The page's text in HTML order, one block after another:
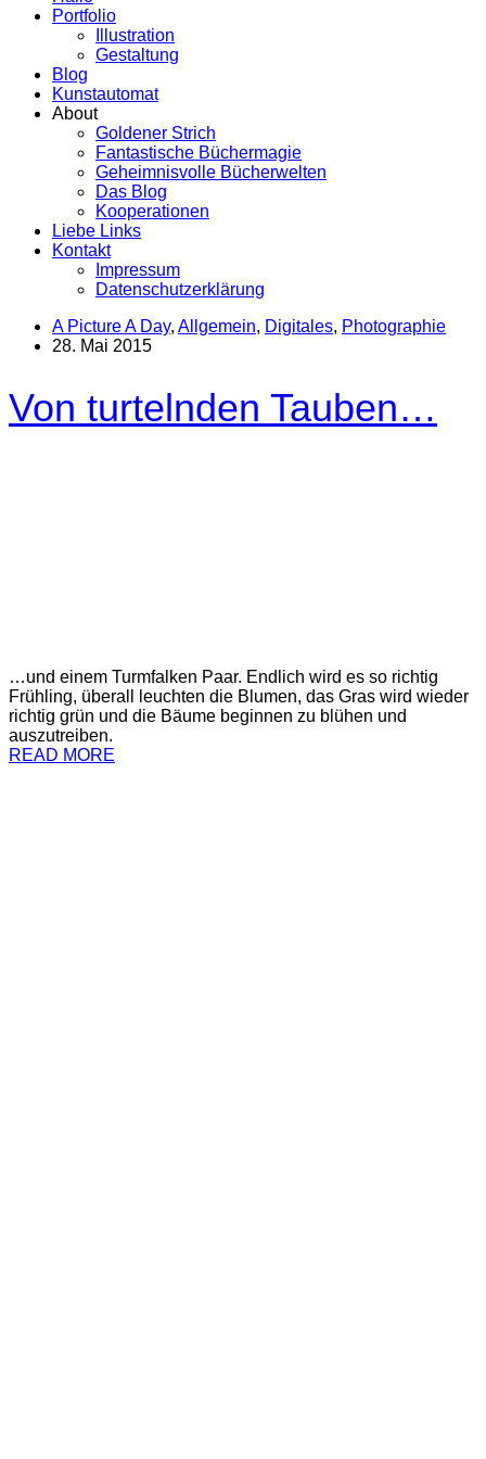
Portfolio
Illustration
Gestaltung
Blog
Kunstautomat
About
Goldener Strich
Fantastische Büchermagie
Geheimnisvolle Bücherwelten
Das Blog
Kooperationen
Liebe Links
Kontakt
Impressum
Datenschutzerklärung
A Picture A Day, Allgemein, Digitales, Photographie
28. Mai 2015
Von turtelnden Tauben…
…und einem Turmfalken Paar. Endlich wird es so richtig
Frühling, überall leuchten die Blumen, das Gras wird wieder
richtig grün und die Bäume beginnen zu blühen und
auszutreiben.
READ MORE